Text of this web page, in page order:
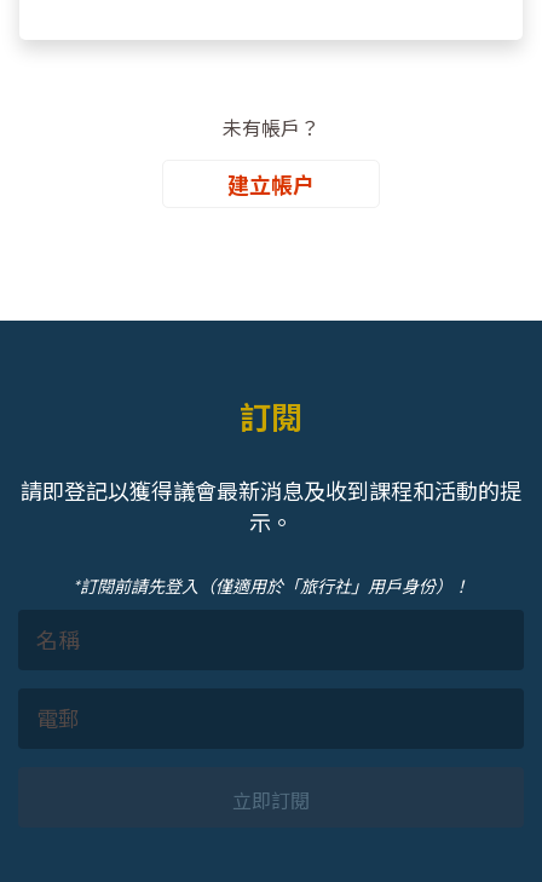
未有帳戶？
建立帳户
訂閱
請即登記以獲得議會最新消息及收到課程和活動的提
示。
*訂閱前請先登入（僅適用於「旅行社」用戶身份）！
立即訂閱